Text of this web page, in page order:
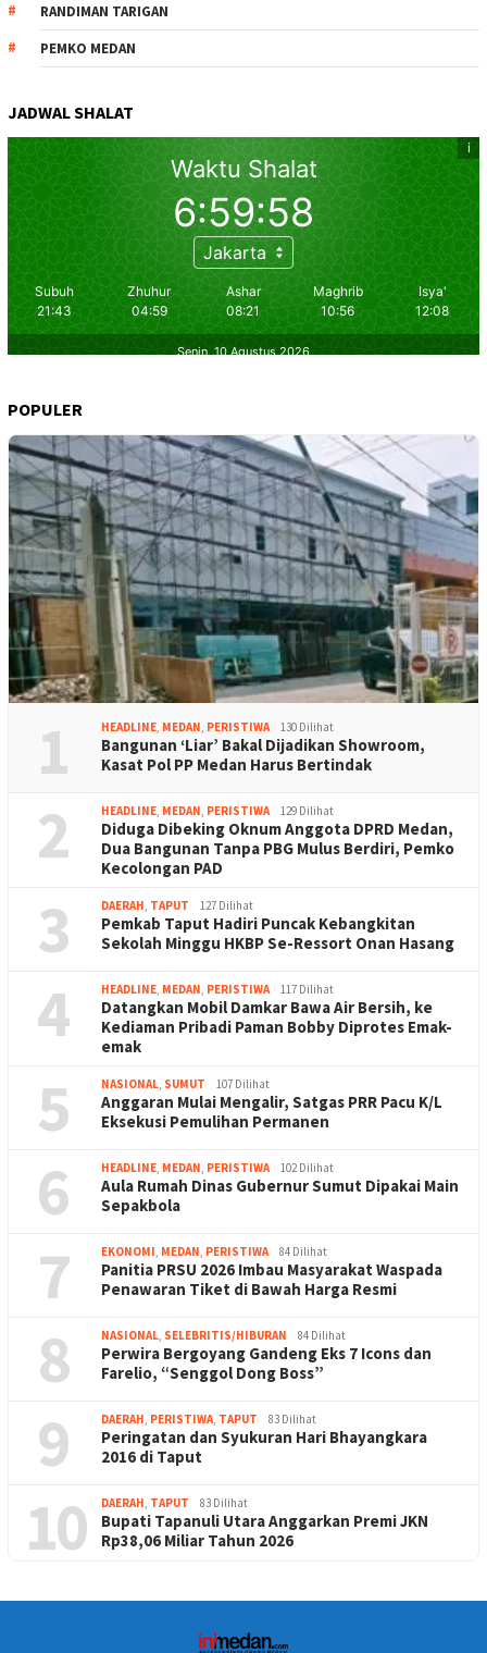
RANDIMAN TARIGAN
PEMKO MEDAN
JADWAL SHALAT
POPULER
1 HEADLINE, MEDAN, PERISTIWA 130 Dilihat
Bangunan ‘Liar’ Bakal Dijadikan Showroom,
Kasat Pol PP Medan Harus Bertindak
2 HEADLINE, MEDAN, PERISTIWA 129 Dilihat
Diduga Dibeking Oknum Anggota DPRD Medan,
Dua Bangunan Tanpa PBG Mulus Berdiri, Pemko
Kecolongan PAD
3 DAERAH, TAPUT 127 Dilihat
Pemkab Taput Hadiri Puncak Kebangkitan
Sekolah Minggu HKBP Se-Ressort Onan Hasang
4 HEADLINE, MEDAN, PERISTIWA 117 Dilihat
Datangkan Mobil Damkar Bawa Air Bersih, ke
Kediaman Pribadi Paman Bobby Diprotes Emak-
emak
5 NASIONAL, SUMUT 107 Dilihat
Anggaran Mulai Mengalir, Satgas PRR Pacu K/L
Eksekusi Pemulihan Permanen
6 HEADLINE, MEDAN, PERISTIWA 102 Dilihat
Aula Rumah Dinas Gubernur Sumut Dipakai Main
Sepakbola
7 EKONOMI, MEDAN, PERISTIWA 84 Dilihat
Panitia PRSU 2026 Imbau Masyarakat Waspada
Penawaran Tiket di Bawah Harga Resmi
8 NASIONAL, SELEBRITIS/HIBURAN 84 Dilihat
Perwira Bergoyang Gandeng Eks 7 Icons dan
Farelio, “Senggol Dong Boss”
9 DAERAH, PERISTIWA, TAPUT 83 Dilihat
Peringatan dan Syukuran Hari Bhayangkara
2016 di Taput
10 DAERAH, TAPUT 83 Dilihat
Bupati Tapanuli Utara Anggarkan Premi JKN
Rp38,06 Miliar Tahun 2026